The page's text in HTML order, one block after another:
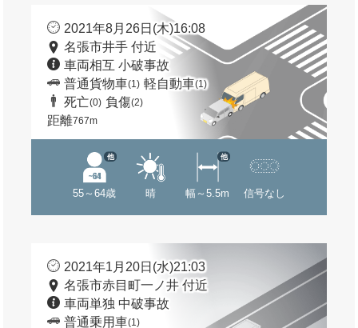
2021年8月26日(木)16:08
名張市井手 付近
車両相互 小破事故
普通貨物車(1) 軽自動車(1)
死亡(0) 負傷(2)
距離767m
55～64歳
他
晴 幅～5.5m
他
信号なし
2021年1月20日(水)21:03
名張市赤目町一ノ井 付近
車両単独 中破事故
普通乗用車(1)